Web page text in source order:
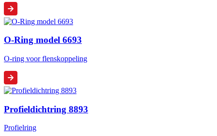
O-Ring model 6693
O-ring voor flenskoppeling
Profieldichtring 8893
Profielring